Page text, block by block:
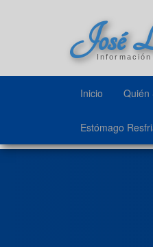
José
Inicio Quién
Estómago